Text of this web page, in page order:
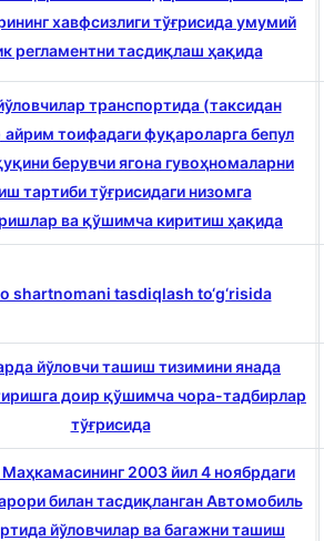
хавфсизлиги тўғрисида умумий
регламентни тасдиқлаш ҳақида
транспортида (таксидан
тоифадаги фуқароларга бепул
берувчи ягона гувоҳномаларни
тартиби тўғрисидаги низомга
ва қўшимча киритиш ҳақида
shartnomani tasdiqlash to‘g‘risida
йўловчи ташиш тизимини янада
доир қўшимча чора-тадбирлар
тўғрисида
2003 йил 4 ноябрдаги
билан тасдиқланган Автомобиль
йўловчилар ва багажни ташиш